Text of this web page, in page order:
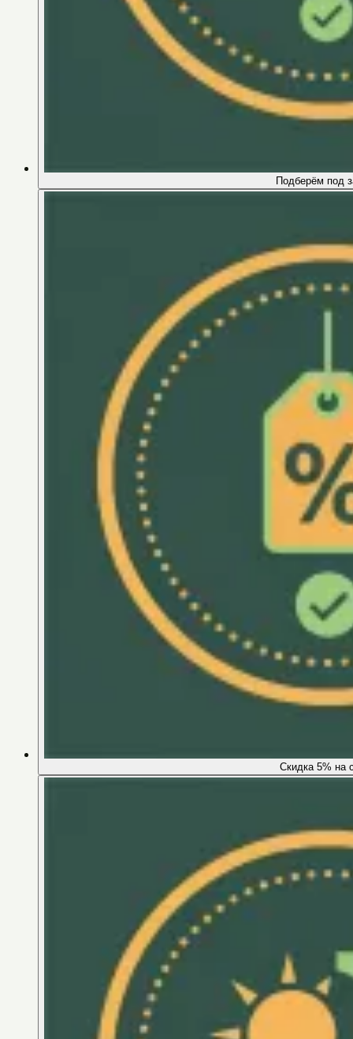
Подберём под
Скидка 5% на